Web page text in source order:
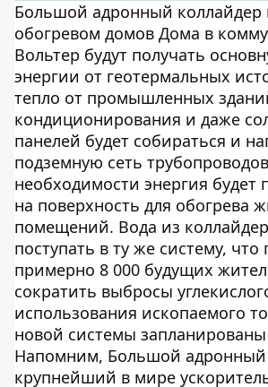
Большой адронный коллайдер
обогревом домов Дома в
Вольтер будут получать
энергии от геотермальных
тепло от промышленных
кондиционирования и даже
панелей будет собираться и
подземную сеть
необходимости энергия будет
на поверхность для обогрева
помещений. Вода из
поступать в ту же систему, что
примерно 8 000 будущих
сократить выбросы
использования ископаемого
новой системы запланированы
Напомним, Большой адронный
крупнейший в мире